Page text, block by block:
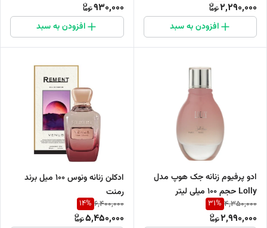
2,290,000
افزودن به سبد
930,000
افزودن به سبد
ادو پرفیوم زنانه جک هوپ مدل
Lolly حجم 100 میلی لیتر
4,350,000
31%
2,990,000
ادکلن زنانه ونوس 100 میل برند
رمنت
6,400,000
14%
5,450,000